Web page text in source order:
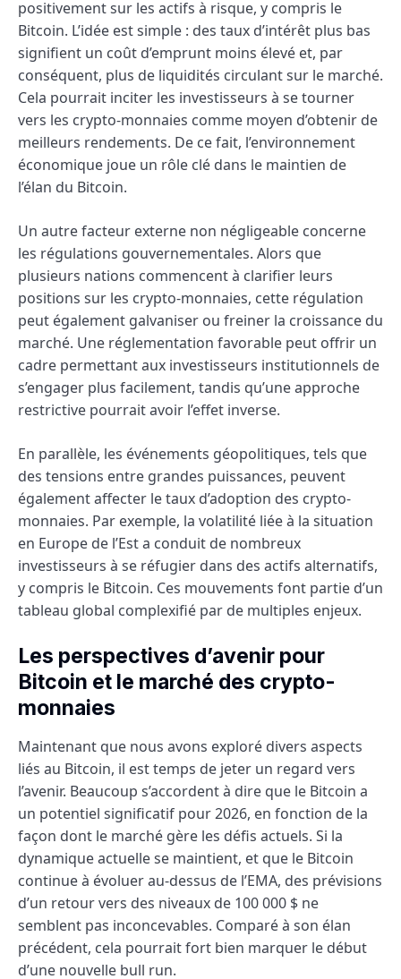
positivement sur les actifs à risque, y compris le
Bitcoin. L’idée est simple : des taux d’intérêt plus bas
signifient un coût d’emprunt moins élevé et, par
conséquent, plus de liquidités circulant sur le marché.
Cela pourrait inciter les investisseurs à se tourner
vers les crypto-monnaies comme moyen d’obtenir de
meilleurs rendements. De ce fait, l’environnement
économique joue un rôle clé dans le maintien de
l’élan du Bitcoin.
Un autre facteur externe non négligeable concerne
les régulations gouvernementales. Alors que
plusieurs nations commencent à clarifier leurs
positions sur les crypto-monnaies, cette régulation
peut également galvaniser ou freiner la croissance du
marché. Une réglementation favorable peut offrir un
cadre permettant aux investisseurs institutionnels de
s’engager plus facilement, tandis qu’une approche
restrictive pourrait avoir l’effet inverse.
En parallèle, les événements géopolitiques, tels que
des tensions entre grandes puissances, peuvent
également affecter le taux d’adoption des crypto-
monnaies. Par exemple, la volatilité liée à la situation
en Europe de l’Est a conduit de nombreux
investisseurs à se réfugier dans des actifs alternatifs,
y compris le Bitcoin. Ces mouvements font partie d’un
tableau global complexifié par de multiples enjeux.
Les perspectives d’avenir pour
Bitcoin et le marché des crypto-
monnaies
Maintenant que nous avons exploré divers aspects
liés au Bitcoin, il est temps de jeter un regard vers
l’avenir. Beaucoup s’accordent à dire que le Bitcoin a
un potentiel significatif pour 2026, en fonction de la
façon dont le marché gère les défis actuels. Si la
dynamique actuelle se maintient, et que le Bitcoin
continue à évoluer au-dessus de l’EMA, des prévisions
d’un retour vers des niveaux de 100 000 $ ne
semblent pas inconcevables. Comparé à son élan
précédent, cela pourrait fort bien marquer le début
d’une nouvelle bull run.